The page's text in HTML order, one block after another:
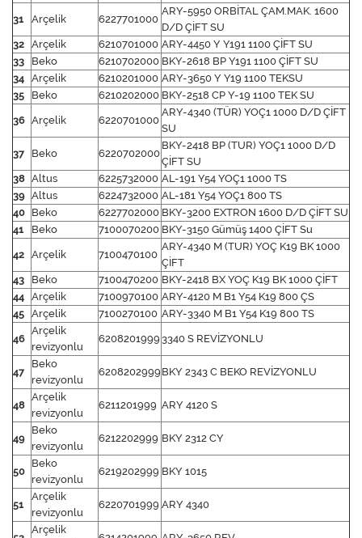
31 Arçelik 6227701000
ARY-5950 ORBİTAL ÇAM.MAK. 1600
D/D ÇİFT SU
32 Arçelik 6210701000 ARY-4450 Y Y191 1100 ÇİFT SU
33
Beko 6210702000 BKY-2618 BP Y191 1100 ÇİFT SU
34 Arçelik 6210201000 ARY-3650 Y Y19 1100 TEKSU
35
Beko 6210202000 BKY-2518 CP Y-19 1100 TEK SU
36 Arçelik 6220701000
ARY-4340 (TÜR) YOÇ1 1000 D/D ÇİFT
SU
37 Beko 6220702000
BKY-2418 BP (TUR) YOÇ1 1000 D/D
ÇİFT SU
38 Altus 6225732000 AL-191 Y54 YOÇ1 1000 TS
39 Altus 6224732000 AL-181 Y54 YOÇ1 800 TS
40 Beko 6227702000 BKY-3200 EXTRON 1600 D/D ÇİFT SU
41
Beko 7100070200 BKY-3150 Gümüş 1400 ÇİFT Su
42 Arçelik 7100470100
ARY-4340 M (TUR) YOÇ K19 BK 1000
ÇİFT
43
Beko 7100470200 BKY-2418 BX YOÇ K19 BK 1000 ÇİFT
44 Arçelik 7100970100 ARY-4120 M B1 Y54 K19 800 ÇS
45 Arçelik 7100270100 ARY-3340 M B1 Y54 K19 800 TS
46
Arçelik
revizyonlu
6208201999 3340 S REVİZYONLU
47
Beko
revizyonlu
6208202999 BKY 2343 C BEKO REVİZYONLU
48
Arçelik
revizyonlu
6211201999 ARY 4120 S
49
Beko
revizyonlu
6212202999 BKY 2312 CY
50
Beko
revizyonlu
6219202999 BKY 1015
51
Arçelik
revizyonlu
6220701999 ARY 4340
Arçelik